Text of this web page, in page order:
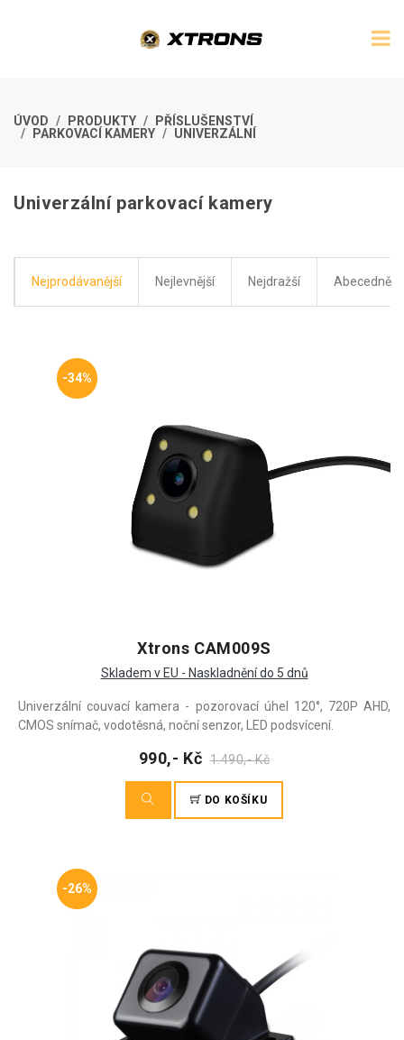
ÚVOD PRODUKTY
PŘÍSLUŠENSTVÍ
PARKOVACÍ KAMERY
UNIVERZÁLNÍ
Univerzální parkovací kamery
Nejprodávanější Nejlevnější Nejdražší Abecedně
-34%
Xtrons CAM009S
Skladem v EU - Naskladnění do 5 dnů
Univerzální couvací kamera - pozorovací úhel 120°, 720P AHD,
CMOS snímač, vodotěsná, noční senzor, LED podsvícení.
990,- Kč 1.490,- Kč
DO KOŠÍKU
-26%